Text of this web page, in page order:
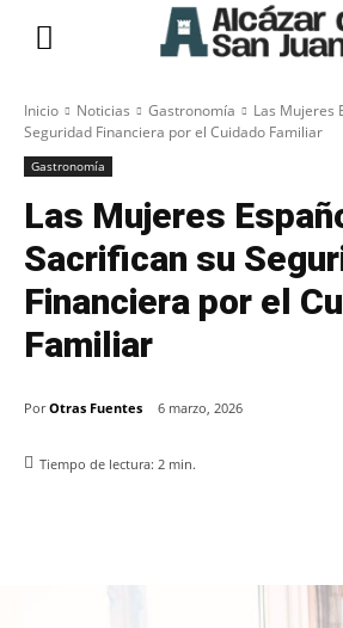
Inicio Noticias Gastronomía
Las Mujeres
Seguridad Financiera por el Cuidado Familiar
Gastronomía
Las Mujeres
Sacrifican su
Financiera por el
Familiar
Por Otras Fuentes 6 marzo, 2026
Tiempo de lectura: 2 min.